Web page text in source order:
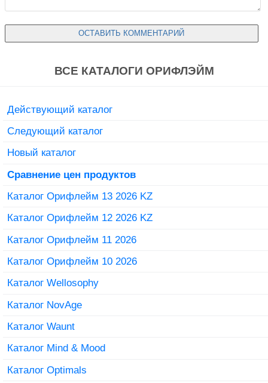
ВСЕ КАТАЛОГИ ОРИФЛЭЙМ
Действующий каталог
Следующий каталог
Новый каталог
Сравнение цен продуктов
Каталог Орифлейм 13 2026 KZ
Каталог Орифлейм 12 2026 KZ
Каталог Орифлейм 11 2026
Каталог Орифлейм 10 2026
Каталог Wellosophy
Каталог NovAge
Каталог Waunt
Каталог Mind & Mood
Каталог Optimals